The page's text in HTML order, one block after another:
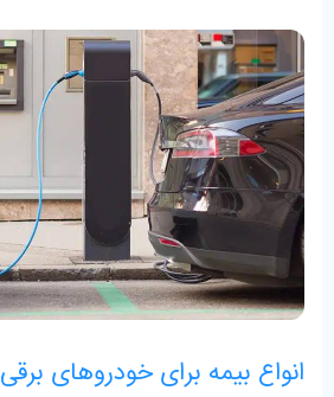
انواع بیمه برای خودروهای برقی